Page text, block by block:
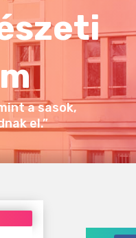
a sasok,
el.”